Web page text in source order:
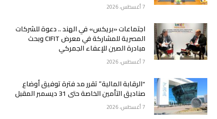
7 أغسطس، 2026
اجتماعات «بريكس» في الهند .. دعوة للشركات
المصرية للمشاركة في معرض CIFIT وبحث
مبادرة الصين للإعفاء الجمركي
7 أغسطس، 2026
“الرقابة المالية” تقرر مد فترة توفيق أوضاع
صناديق التأمين الخاصة حتى 31 ديسمبر المقبل
7 أغسطس، 2026